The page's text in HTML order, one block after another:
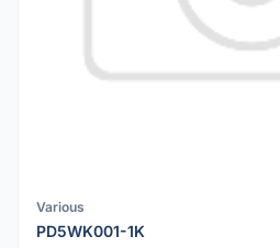
Various
PD5WK001-1K